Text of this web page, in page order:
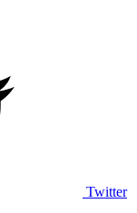
Twitter